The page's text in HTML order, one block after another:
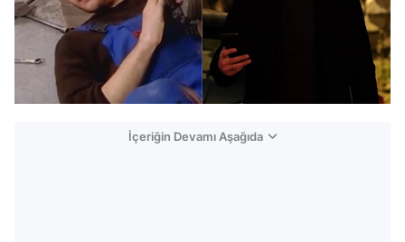
İçeriğin Devamı Aşağıda